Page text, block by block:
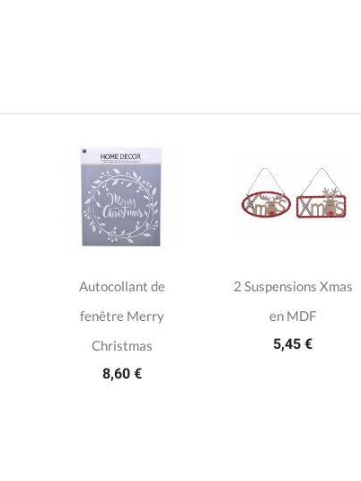
Autocollant de
fenêtre Merry
Christmas
8,60 €
2 Suspensions Xmas
en MDF
5,45 €